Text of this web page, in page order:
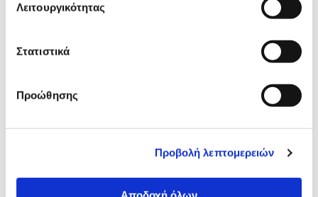
Λειτουργικότητας
Στατιστικά
Προώθησης
Προβολή λεπτομερειών
Αξιολογήσεις
Δες τι κλίκαραν όσοι είδαν το ίδιο